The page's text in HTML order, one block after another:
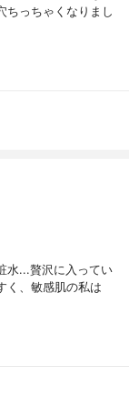
ちっちゃくなりまし
水...贅沢に入ってい
く、敏感肌の私は